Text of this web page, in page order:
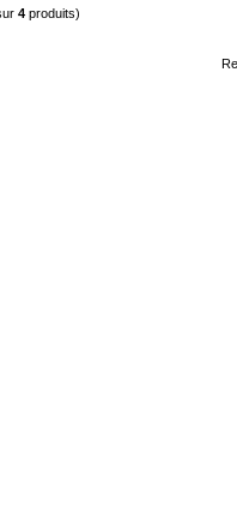
4 produits)